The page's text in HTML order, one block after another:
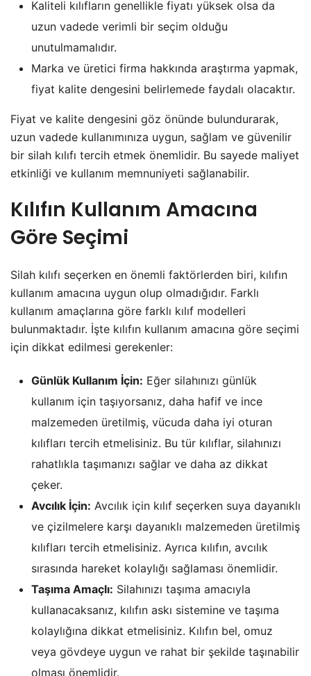
Kaliteli kılıfların genellikle fiyatı yüksek olsa da
uzun vadede verimli bir seçim olduğu
unutulmamalıdır.
Marka ve üretici firma hakkında araştırma yapmak,
fiyat kalite dengesini belirlemede faydalı olacaktır.
Fiyat ve kalite dengesini göz önünde bulundurarak,
uzun vadede kullanımınıza uygun, sağlam ve güvenilir
bir silah kılıfı tercih etmek önemlidir. Bu sayede maliyet
etkinliği ve kullanım memnuniyeti sağlanabilir.
Kılıfın Kullanım Amacına
Göre Seçimi
Silah kılıfı seçerken en önemli faktörlerden biri, kılıfın
kullanım amacına uygun olup olmadığıdır. Farklı
kullanım amaçlarına göre farklı kılıf modelleri
bulunmaktadır. İşte kılıfın kullanım amacına göre seçimi
için dikkat edilmesi gerekenler:
Günlük Kullanım İçin: Eğer silahınızı günlük
kullanım için taşıyorsanız, daha hafif ve ince
malzemeden üretilmiş, vücuda daha iyi oturan
kılıfları tercih etmelisiniz. Bu tür kılıflar, silahınızı
rahatlıkla taşımanızı sağlar ve daha az dikkat
çeker.
Avcılık İçin: Avcılık için kılıf seçerken suya dayanıklı
ve çizilmelere karşı dayanıklı malzemeden üretilmiş
kılıfları tercih etmelisiniz. Ayrıca kılıfın, avcılık
sırasında hareket kolaylığı sağlaması önemlidir.
Taşıma Amaçlı: Silahınızı taşıma amacıyla
kullanacaksanız, kılıfın askı sistemine ve taşıma
kolaylığına dikkat etmelisiniz. Kılıfın bel, omuz
veya gövdeye uygun ve rahat bir şekilde taşınabilir
olması önemlidir.